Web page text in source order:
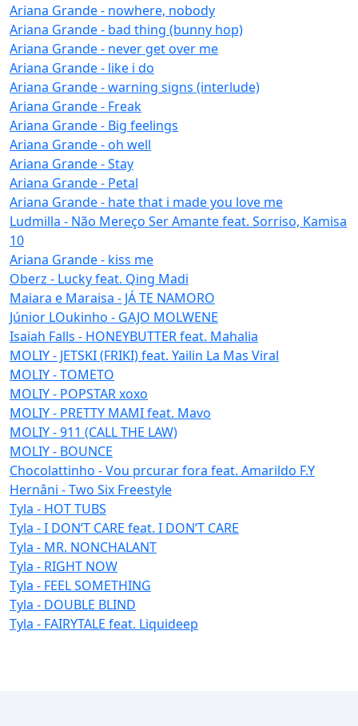
Ariana Grande - nowhere, nobody
Ariana Grande - bad thing (bunny hop)
Ariana Grande - never get over me
Ariana Grande - like i do
Ariana Grande - warning signs (interlude)
Ariana Grande - Freak
Ariana Grande - Big feelings
Ariana Grande - oh well
Ariana Grande - Stay
Ariana Grande - Petal
Ariana Grande - hate that i made you love me
Ludmilla - Não Mereço Ser Amante feat. Sorriso, Kamisa
10
Ariana Grande - kiss me
Oberz - Lucky feat. Qing Madi
Maiara e Maraisa - JÁ TE NAMORO
Júnior LOukinho - GAJO MOLWENE
Isaiah Falls - HONEYBUTTER feat. Mahalia
MOLIY - JETSKI (FRIKI) feat. Yailin La Mas Viral
MOLIY - TOMETO
MOLIY - POPSTAR xoxo
MOLIY - PRETTY MAMI feat. Mavo
MOLIY - 911 (CALL THE LAW)
MOLIY - BOUNCE
Chocolattinho - Vou prcurar fora feat. Amarildo F.Y
Hernâni - Two Six Freestyle
Tyla - HOT TUBS
Tyla - I DON’T CARE feat. I DON’T CARE
Tyla - MR. NONCHALANT
Tyla - RIGHT NOW
Tyla - FEEL SOMETHING
Tyla - DOUBLE BLIND
Tyla - FAIRYTALE feat. Liquideep